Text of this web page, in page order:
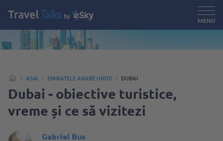
MENU
ASIA EMIRATELE ARABE UNITE DUBAI
Dubai - obiective turistice,
vreme și ce să vizitezi
Gabriel Bus